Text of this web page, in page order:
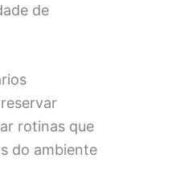
de
rotinas que
do ambiente